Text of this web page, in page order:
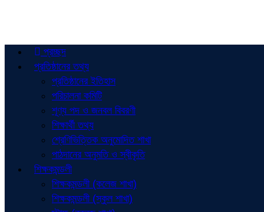
প্রচ্ছদ
প্রতিষ্ঠানের তথ্য
প্রতিষ্ঠানের ইতিহাস
পরিচালনা কমিটি
শূণ্য পদ ও জনবল বিবরণী
শিক্ষার্থী তথ্য
শ্রেণিভিত্তিক অনুমোদিত শাখা
পাঠদানের অনুমতি ও স্বীকৃতি
শিক্ষকমন্ডলী
শিক্ষকমন্ডলী (কলেজ শাখা)
শিক্ষকমন্ডলী (স্কুল শাখা)